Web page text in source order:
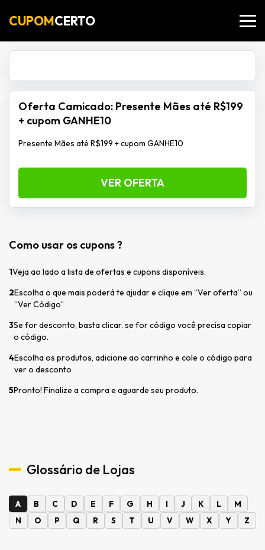
CUPOMCERTO
Oferta Camicado: Presente Mães até R$199
+ cupom GANHE10
Presente Mães até R$199 + cupom GANHE10
VER OFERTA
Como usar os cupons ?
1Veja ao lado a lista de ofertas e cupons disponíveis.
2Escolha o que mais poderá te ajudar e clique em “Ver oferta” ou
“Ver Código”
3Se for desconto, basta clicar. se for código você precisa copiar
o código.
4Escolha os produtos, adicione ao carrinho e cole o código para
ver o desconto
5Pronto! Finalize a compra e aguarde seu produto.
Glossário de Lojas
A B C D E F G H I J K L
M
N
O P Q R S T U V W X Y Z